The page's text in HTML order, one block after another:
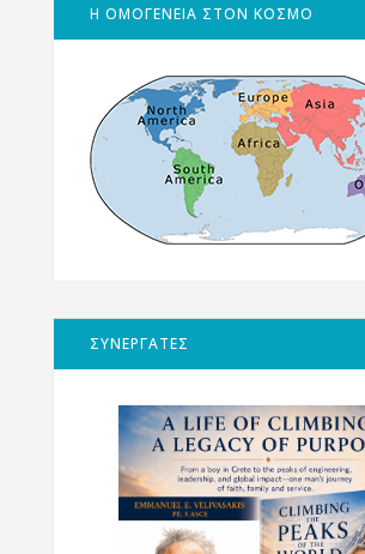
Η ΟΜΟΓΕΝΕΙΑ ΣΤΟΝ ΚΟΣΜΟ
ΣΥΝΕΡΓΑΤΕΣ